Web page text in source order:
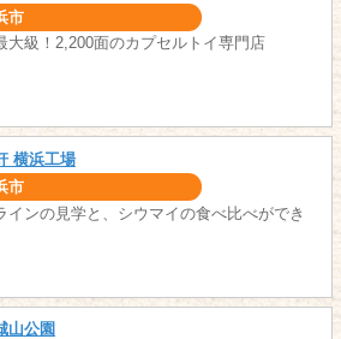
市
大級！2,200面のカプセルトイ専門店
横浜工場
市
インの見学と、シウマイの食べ比べができ
山公園